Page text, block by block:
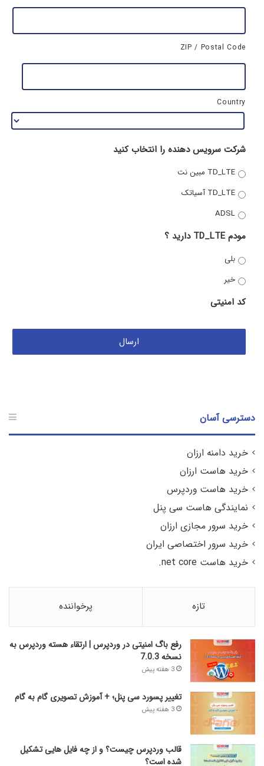
ن
گ
ی
ZIP / Postal Code
Country
شرکت سرویس دهنده را انتخاب کنید
TD_LTE مبین نت
TD_LTE آسیاتک
ADSL
مودم TD_LTE دارید ؟
بلی
خیر
کد امنیتی
دسترسی آسان
خرید دامنه ارزان
خرید هاست ارزان
خرید هاست وردپرس
نمایندگی هاست سی پنل
خرید سرور مجازی ارزان
خرید سرور اختصاصی ایران
خرید هاست net core.
تازه پرخواننده
رفع باگ امنیتی در وردپرس | ارتقاء هسته وردپرس به
نسخه 7.0.3
3 هفته پیش
تغییر پسورد سی پنل؛ + آموزش تصویری گام به گام
3 هفته پیش
قالب وردپرس چیست؟ و از چه فایل­ هایی تشکیل
شده است؟